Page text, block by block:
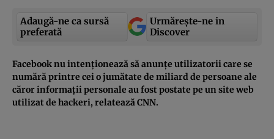
Adaugă-ne ca sursă
preferată
Urmărește-ne in
Discover
Facebook nu intenționează să anunțe utilizatorii care se
numără printre cei o jumătate de miliard de persoane ale
căror informații personale au fost postate pe un site web
utilizat de hackeri, relatează CNN.